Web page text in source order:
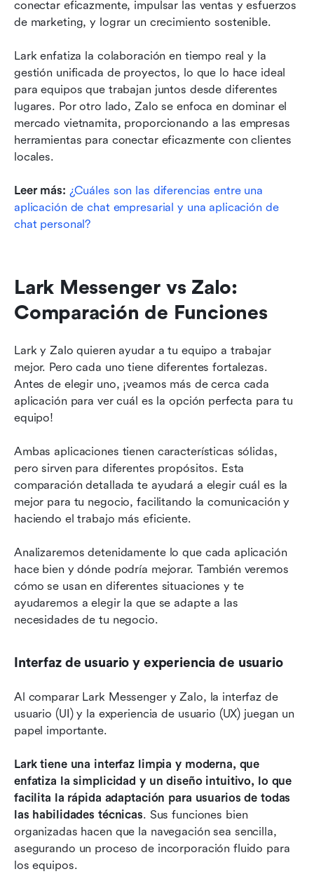
conectar eficazmente, impulsar las ventas y esfuerzos
de marketing, y lograr un crecimiento sostenible.
Lark enfatiza la colaboración en tiempo real y la
gestión unificada de proyectos, lo que lo hace ideal
para equipos que trabajan juntos desde diferentes
lugares. Por otro lado, Zalo se enfoca en dominar el
mercado vietnamita, proporcionando a las empresas
herramientas para conectar eficazmente con clientes
locales.
Leer más: ¿Cuáles son las diferencias entre una
aplicación de chat empresarial y una aplicación de
chat personal?
Lark Messenger vs Zalo:
Comparación de Funciones
Lark y Zalo quieren ayudar a tu equipo a trabajar
mejor. Pero cada uno tiene diferentes fortalezas.
Antes de elegir uno, ¡veamos más de cerca cada
aplicación para ver cuál es la opción perfecta para tu
equipo!
Ambas aplicaciones tienen características sólidas,
pero sirven para diferentes propósitos. Esta
comparación detallada te ayudará a elegir cuál es la
mejor para tu negocio, facilitando la comunicación y
haciendo el trabajo más eficiente.
Analizaremos detenidamente lo que cada aplicación
hace bien y dónde podría mejorar. También veremos
cómo se usan en diferentes situaciones y te
ayudaremos a elegir la que se adapte a las
necesidades de tu negocio.
Interfaz de usuario y experiencia de usuario
Al comparar Lark Messenger y Zalo, la interfaz de
usuario (UI) y la experiencia de usuario (UX) juegan un
papel importante.
Lark tiene una interfaz limpia y moderna, que
enfatiza la simplicidad y un diseño intuitivo, lo que
facilita la rápida adaptación para usuarios de todas
las habilidades técnicas. Sus funciones bien
organizadas hacen que la navegación sea sencilla,
asegurando un proceso de incorporación fluido para
los equipos.